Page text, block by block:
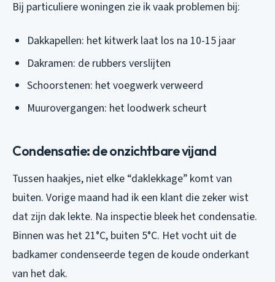
Bij particuliere woningen zie ik vaak problemen bij:
Dakkapellen: het kitwerk laat los na 10-15 jaar
Dakramen: de rubbers verslijten
Schoorstenen: het voegwerk verweerd
Muurovergangen: het loodwerk scheurt
Condensatie: de onzichtbare vijand
Tussen haakjes, niet elke “daklekkage” komt van
buiten. Vorige maand had ik een klant die zeker wist
dat zijn dak lekte. Na inspectie bleek het condensatie.
Binnen was het 21°C, buiten 5°C. Het vocht uit de
badkamer condenseerde tegen de koude onderkant
van het dak.